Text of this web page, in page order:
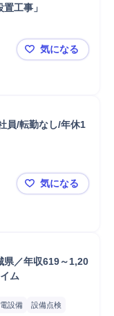
工事」
【1級建築
気になる
員/転勤なし/年休1
仙台【建築
気になる
県／年収619～1,20
ム
設備
設備点検